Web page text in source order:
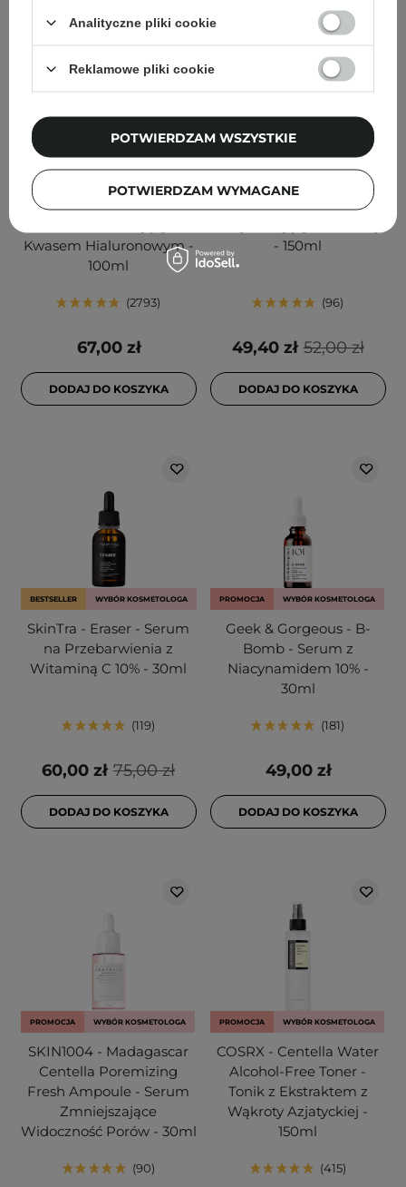
BESTSELLER WYBÓR KOSMETOLOGA
The Ordinary - Natural
Moisturizing Factors + HA
Kwasem Hialuronowym -
100ml
2793
67,00 zł
DODAJ DO KOSZYKA
PROMOCJA WYBÓR KOSMETOLOGA
Geek & Gorgeous - Jelly
Joker - Łagodny Żel
- 150ml
96
52,00 zł
49,40 zł
DODAJ DO KOSZYKA
BESTSELLER WYBÓR KOSMETOLOGA
SkinTra - Eraser - Serum
na Przebarwienia z
Witaminą C 10% - 30ml
119
75,00 zł
60,00 zł
DODAJ DO KOSZYKA
PROMOCJA WYBÓR KOSMETOLOGA
Geek & Gorgeous - B-
Bomb - Serum z
Niacynamidem 10% -
30ml
181
49,00 zł
DODAJ DO KOSZYKA
PROMOCJA WYBÓR KOSMETOLOGA
SKIN1004 - Madagascar
Centella Poremizing
Fresh Ampoule - Serum
Zmniejszające
Widoczność Porów - 30ml
90
PROMOCJA WYBÓR KOSMETOLOGA
COSRX - Centella Water
Alcohol-Free Toner -
Tonik z Ekstraktem z
Wąkroty Azjatyckiej -
150ml
415
Analityczne pliki cookie
Reklamowe pliki cookie
POTWIERDZAM WYMAGANE
POTWIERDZAM WSZYSTKIE